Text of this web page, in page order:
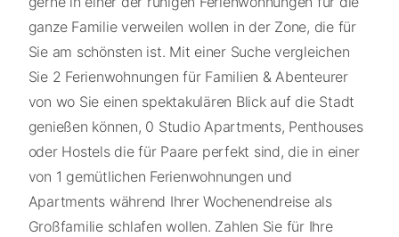
ganze Familie verweilen wollen in der Zone, die für
Sie am schönsten ist. Mit einer Suche vergleichen
Sie 2 Ferienwohnungen für Familien & Abenteurer
von wo Sie einen spektakulären Blick auf die Stadt
genießen können, 0 Studio Apartments, Penthouses
oder Hostels die für Paare perfekt sind, die in einer
von 1 gemütlichen Ferienwohnungen und
Apartments während Ihrer Wochenendreise als
Großfamilie schlafen wollen. Zahlen Sie für Ihre